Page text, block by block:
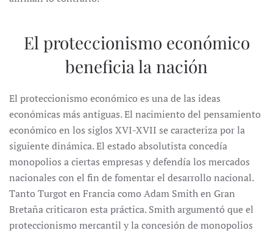
El proteccionismo económico
beneficia la nación
El proteccionismo económico es una de las ideas
económicas más antiguas. El nacimiento del pensamiento
económico en los siglos XVI-XVII se caracteriza por la
siguiente dinámica. El estado absolutista concedía
monopolios a ciertas empresas y defendía los mercados
nacionales con el fin de fomentar el desarrollo nacional.
Tanto Turgot en Francia como Adam Smith en Gran
Bretaña criticaron esta práctica. Smith argumentó que el
proteccionismo mercantil y la concesión de monopolios